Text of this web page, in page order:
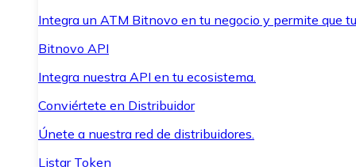
Integra un ATM Bitnovo en tu negocio y permite que
Bitnovo API
Integra nuestra API en tu ecosistema.
Conviértete en Distribuidor
Únete a nuestra red de distribuidores.
Listar Token